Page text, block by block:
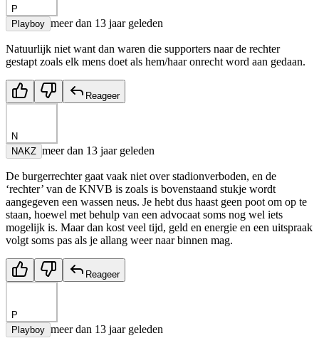
P
Playboy meer dan 13 jaar geleden
Natuurlijk niet want dan waren die supporters naar de rechter
gestapt zoals elk mens doet als hem/haar onrecht word aan gedaan.
Reageer
N
NAKZ meer dan 13 jaar geleden
De burgerrechter gaat vaak niet over stadionverboden, en de
‘rechter’ van de KNVB is zoals is bovenstaand stukje wordt
aangegeven een wassen neus. Je hebt dus haast geen poot om op te
staan, hoewel met behulp van een advocaat soms nog wel iets
mogelijk is. Maar dan kost veel tijd, geld en energie en een uitspraak
volgt soms pas als je allang weer naar binnen mag.
Reageer
P
Playboy meer dan 13 jaar geleden